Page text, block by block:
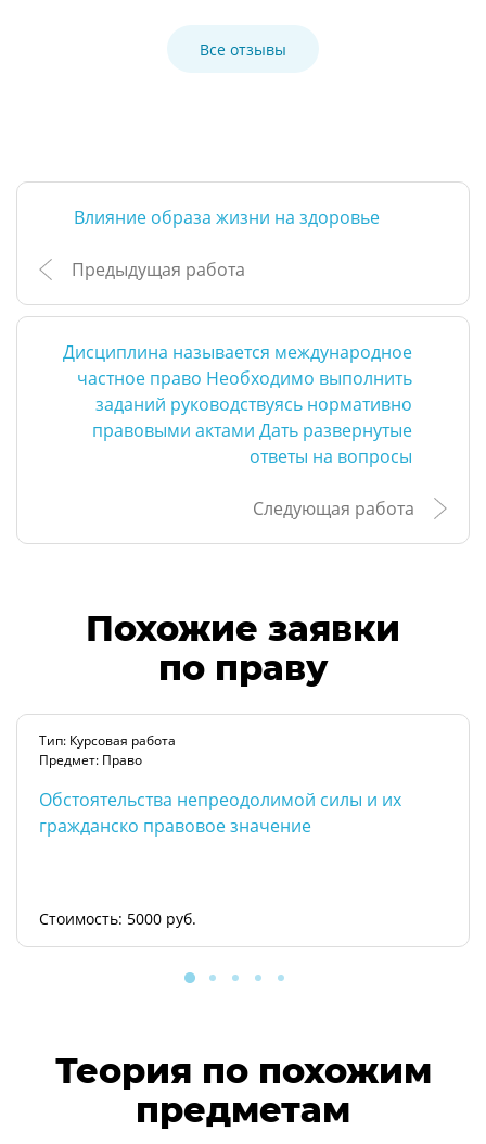
Все отзывы
Влияние образа жизни на здоровье
Предыдущая работа
Дисциплина называется международное
частное право Необходимо выполнить
заданий руководствуясь нормативно
правовыми актами Дать развернутые
ответы на вопросы
Следующая работа
Похожие заявки
по праву
Тип: Курсовая работа
Предмет: Право
Обстоятельства непреодолимой силы и их
гражданско правовое значение
Стоимость: 5000 руб.
Теория по похожим
предметам